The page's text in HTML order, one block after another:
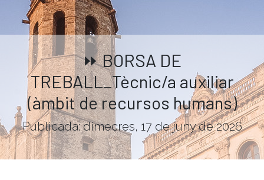
⏩ BORSA DE
TREBALL_Tècnic/a auxiliar
(àmbit de recursos humans)
Publicada: dimecres, 17 de juny de 2026